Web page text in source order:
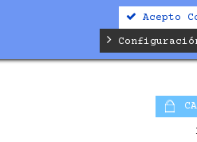
Acepto